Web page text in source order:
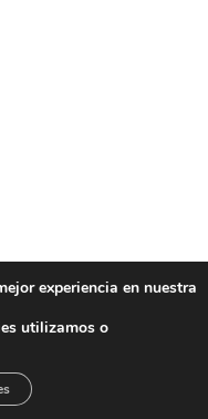
experiencia en nuestra
utilizamos o